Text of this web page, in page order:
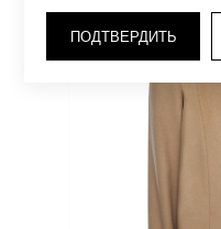
ПОДТВЕРДИТЬ